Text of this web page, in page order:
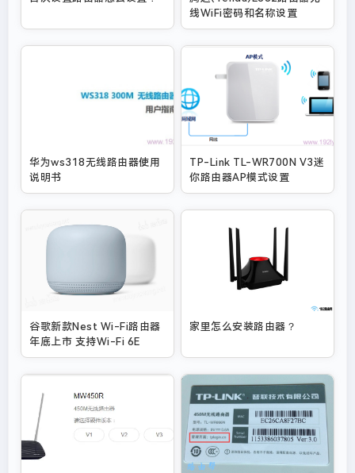
线WiFi密码和名称设置
华为ws318无线路由器使用
说明书
TP-Link TL-WR700N V3迷
你路由器AP模式设置
谷歌新款Nest Wi-Fi路由器
年底上市 支持Wi-Fi 6E
家里怎么安装路由器？